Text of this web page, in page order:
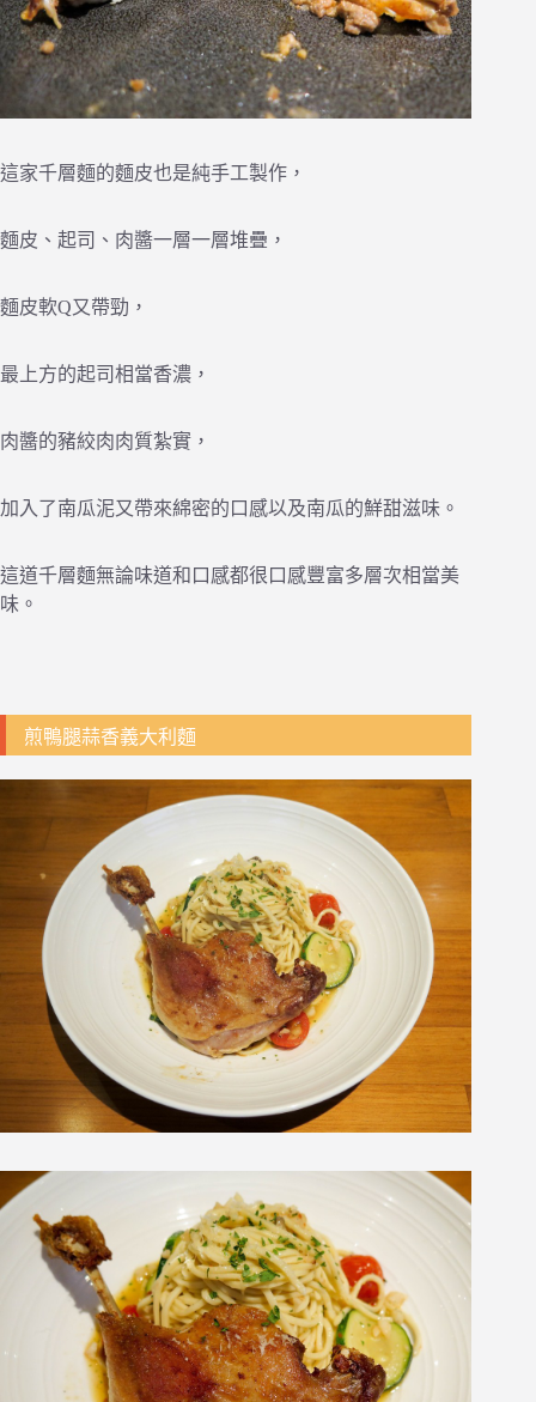
這家千層麵的麵皮也是純手工製作，
麵皮、起司、肉醬一層一層堆疊，
麵皮軟Q又帶勁，
最上方的起司相當香濃，
肉醬的豬絞肉肉質紮實，
加入了南瓜泥又帶來綿密的口感以及南瓜的鮮甜滋味。
這道千層麵無論味道和口感都很口感豐富多層次相當美
味。
煎鴨腿蒜香義大利麵